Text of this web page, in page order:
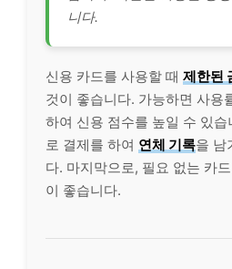
니다.
신용 카드를 사용할 때 제한된
것이 좋습니다. 가능하면 사용
하여 신용 점수를 높일 수 있습
로 결제를 하여 연체 기록을 남
다. 마지막으로, 필요 없는 카
이 좋습니다.